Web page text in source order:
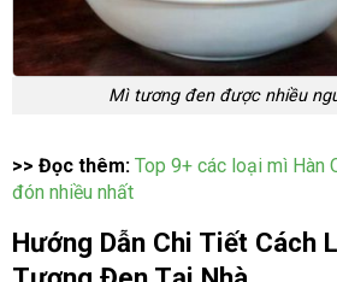
Mì tương đen được nhiều
>> Đọc thêm: Top 9+ các loại mì Hàn
đón nhiều nhất
Hướng Dẫn Chi Tiết Cách